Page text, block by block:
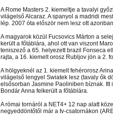
A Rome Masters 2. kiemeltje a tavalyi
világelső Alcaraz. A spanyol a madridi
lép. 2007 óta először nem lesz ott
A magyarok közül Fucsovics Márton a
került a főtáblára, ahol ott van viszont
teniszező a 65. helyezett brazil Fonseca
rajta, a 16. kiemelt orosz Rubljov jön a 2.
A hölgyeknél az 1. kiemelt fehérorosz
világelső lengyel Swiatek lesz (tavaly ők
elsősorban Jasmine Paoliniben bíznak.
Bondár Anna felkerült a főtáblára.
A római tornáról a NET4+ 12 nap alatt
negyeddöntőtől már a tv-csatornákon